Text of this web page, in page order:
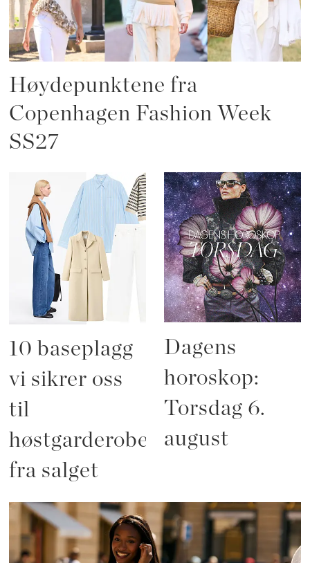
Høydepunktene fra
Copenhagen Fashion Week
SS27
10 baseplagg
vi sikrer oss
til
høstgarderoben
fra salget
Dagens
horoskop:
Torsdag 6.
august